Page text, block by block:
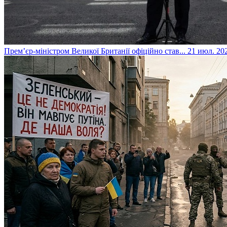
​Прем’єр-міністром Великої Британії офіційно став... 21 июл.